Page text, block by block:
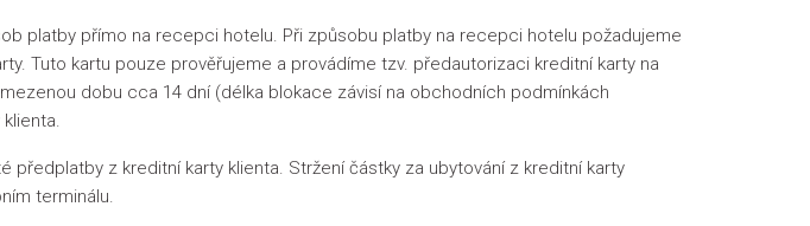
platby přímo na recepci hotelu. Při způsobu platby na recepci hotelu požadujeme
Tuto kartu pouze prověřujeme a provádíme tzv. předautorizaci kreditní karty na
dobu cca 14 dní (délka blokace závisí na obchodních podmínkách
předplatby z kreditní karty klienta. Stržení částky za ubytování z kreditní karty
terminálu.